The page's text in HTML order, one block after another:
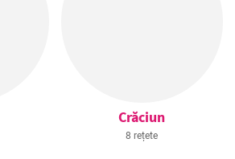
Crăciun
8 rețete